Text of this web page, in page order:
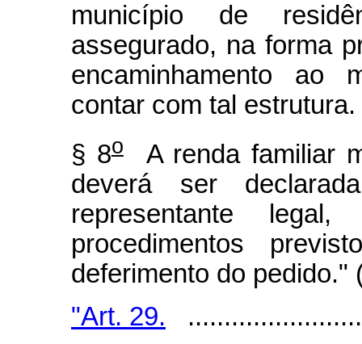
município de
assegurado, na forma
encaminhamento ao
contar com tal estrutura.
§ 8oA renda familiar
deverá ser
representante
procedimentos
deferimento do pedido."
"Art. 29.